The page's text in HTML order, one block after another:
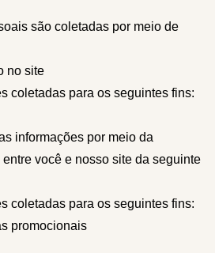
são coletadas por meio de
no site
coletadas para os seguintes fins:
informações por meio da
você e nosso site da seguinte
coletadas para os seguintes fins:
promocionais